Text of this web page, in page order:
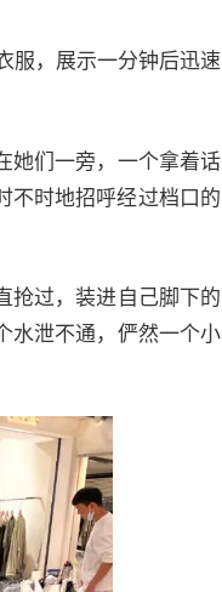
服，展示一分钟后迅速
她们一旁，一个拿着话
不时地招呼经过档口的
抢过，装进自己脚下的
水泄不通，俨然一个小